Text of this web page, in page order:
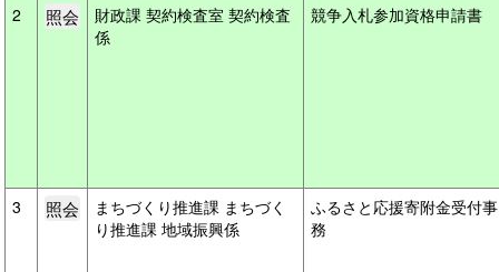
2
財政課 契約検査室 契約検査
係
競争入札参加資格申請書
3
まちづくり推進課 まちづく
り推進課 地域振興係
ふるさと応援寄附金受付事
務